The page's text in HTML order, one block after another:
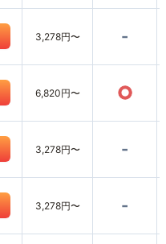
3,278円〜 -
6,820円〜 ○
3,278円〜 -
3,278円〜 -